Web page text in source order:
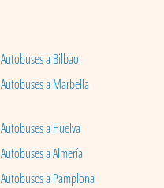
Autobuses a Bilbao
Autobuses a Marbella
Autobuses a Huelva
Autobuses a Almería
Autobuses a Pamplona